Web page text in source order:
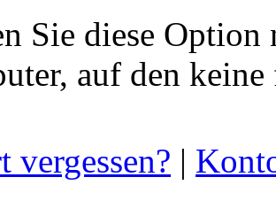
Sie diese
auf den
vergessen? |